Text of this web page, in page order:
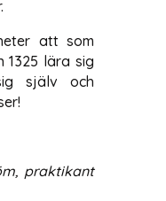
att som
1325 lära sig
själv och
praktikant